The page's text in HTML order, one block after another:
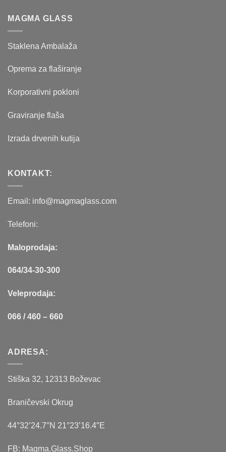
MAGMA GLASS
Staklena Ambalaža
Oprema za flaširanje
Korporativni pokloni
Graviranje flaša
Izrada drvenih kutija
KONTAKT:
Email: info@magmaglass.com
Telefoni:
Maloprodaja:
064/34-30-300
Veleprodaja:
066 / 460 – 660
ADRESA:
Stiška 32, 12313 Boževac
Braničevski Okrug
44°32’24.7″N 21°23’16.4″E
FB: Magma.Glass.Shop